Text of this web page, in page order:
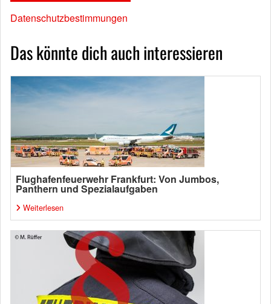
Datenschutzbestimmungen
Das könnte dich auch interessieren
Flughafenfeuerwehr Frankfurt: Von Jumbos,
Panthern und Spezialaufgaben
Weiterlesen